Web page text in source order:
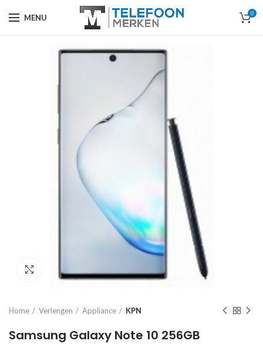
MENU 0
Click to enlarge
Home Verlengen Appliance KPN
Samsung Galaxy Note 10 256GB